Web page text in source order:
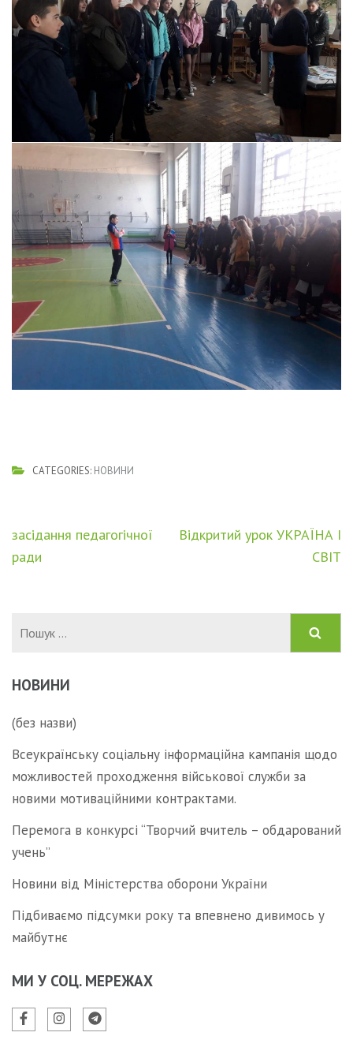
CATEGORIES: НОВИНИ
Навігація
записів
засідання педагогічної
ради
Відкритий урок УКРАЇНА І
СВІТ
НОВИНИ
(без назви)
Всеукраїнську соціальну інформаційна кампанія щодо
можливостей проходження військової служби за
новими мотиваційними контрактами.
Перемога в конкурсі “Творчий вчитель – обдарований
учень”
Новини від Міністерства оборони України
Підбиваємо підсумки року та впевнено дивимось у
майбутнє
МИ У СОЦ. МЕРЕЖАХ